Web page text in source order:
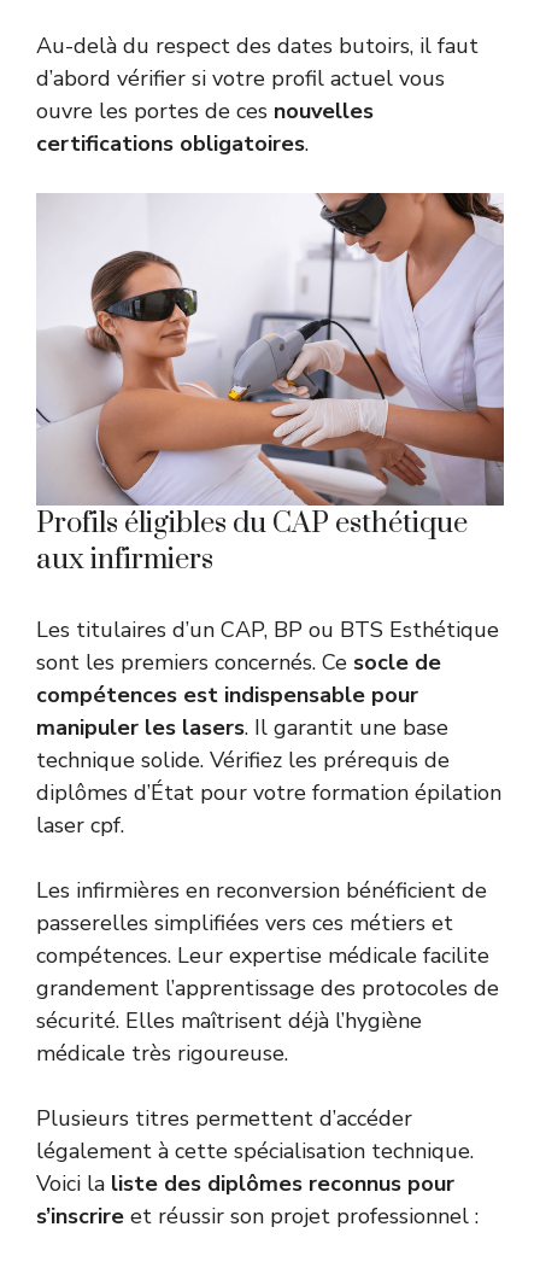
Au-delà du respect des dates butoirs, il faut
d’abord vérifier si votre profil actuel vous
ouvre les portes de ces nouvelles
certifications obligatoires.
Profils éligibles du CAP esthétique
aux infirmiers
Les titulaires d’un CAP, BP ou BTS Esthétique
sont les premiers concernés. Ce socle de
compétences est indispensable pour
manipuler les lasers. Il garantit une base
technique solide. Vérifiez les prérequis de
diplômes d’État pour votre formation épilation
laser cpf.
Les infirmières en reconversion bénéficient de
passerelles simplifiées vers ces métiers et
compétences. Leur expertise médicale facilite
grandement l’apprentissage des protocoles de
sécurité. Elles maîtrisent déjà l’hygiène
médicale très rigoureuse.
Plusieurs titres permettent d’accéder
légalement à cette spécialisation technique.
Voici la liste des diplômes reconnus pour
s’inscrire et réussir son projet professionnel :